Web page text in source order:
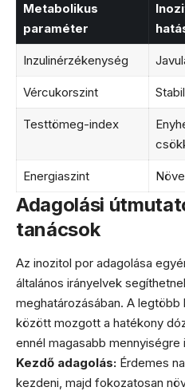
Metabolikus
paraméter
Inzulinérzékenység
Vércukorszint
Testtömeg-index
Energiaszint
Adagolási
tanácsok
Az inozitol por adagolása
általános irányelvek
meghatározásában. A
között mozgott a hatékony
ennél magasabb mennyiségre
Kezdő adagolás: Érdemes
kezdeni, majd fokozatosan